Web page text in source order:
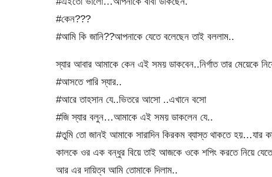
#কেন???
#আমি কি জানি??আপনাকে যেতে বলেছেন তাই বললাম..
স্যার আবার আমাকে কেন এই সময় ডাকবেন..নির্গাত তার মেয়েকে
#আসতে পারি স্যার..
#আরে তাহসান যে..ভিতরে আসো ..এখানে বসো
#জি স্যার বলুন…আমাকে এই সময় ডাকলেন যে..
#তুমি তো জানই আমাকে সারাদিন কিরকম ব্যাস্ত থাকতে হয়…যার
কালকে ওর এক বন্ধুর বিয়ে তাই আজকে ওকে শপিং করতে নিয়ে
আর এর দায়িত্ব আমি তোমাকে দিলাম..